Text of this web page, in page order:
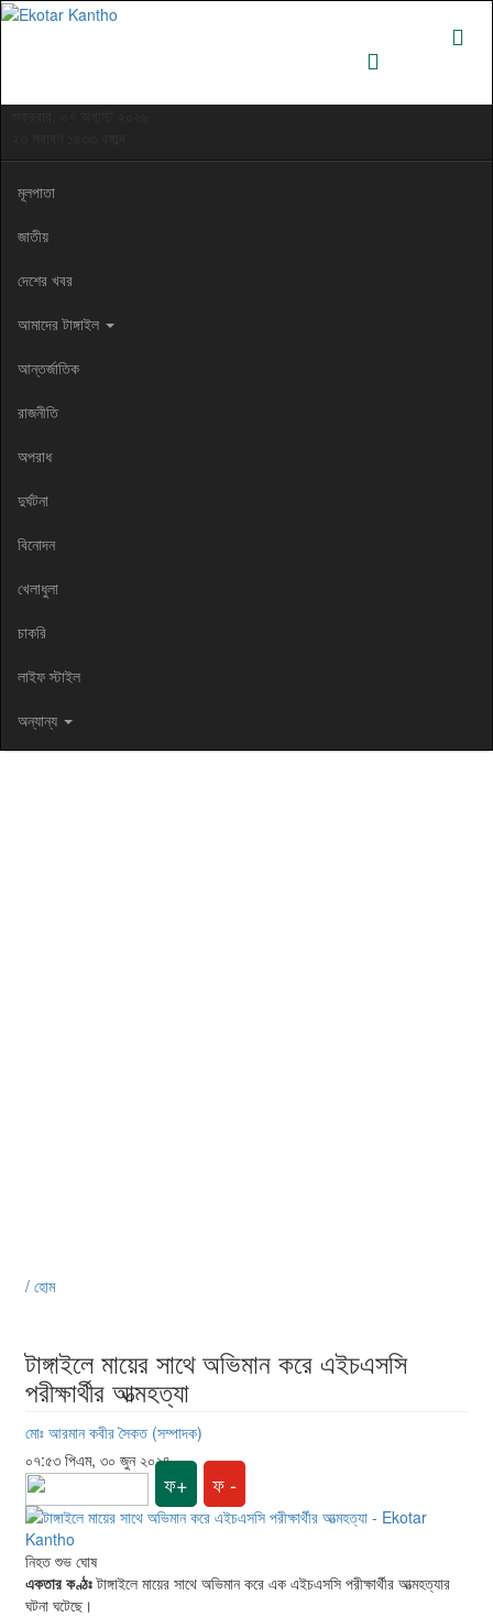
মূলপাতা
জাতীয়
দেশের খবর
আমাদের টাঙ্গাইল
আন্তর্জাতিক
রাজনীতি
অপরাধ
দুর্ঘটনা
বিনোদন
খেলাধুলা
চাকরি
লাইফ স্টাইল
অন্যান্য
/ হোম
টাঙ্গাইলে মায়ের সাথে অভিমান করে এইচএসসি
পরীক্ষার্থীর আত্মহত্যা
মোঃ আরমান কবীর সৈকত (সম্পাদক)
০৭:৫৩ পিএম, ৩০ জুন ২০২৪
ফ+ ফ -
নিহত শুভ ঘোষ
একতার কণ্ঠঃটাঙ্গাইলে মায়ের সাথে অভিমান করে এক এইচএসসি পরীক্ষার্থীর আত্মহত্যার
ঘটনা ঘটেছে।